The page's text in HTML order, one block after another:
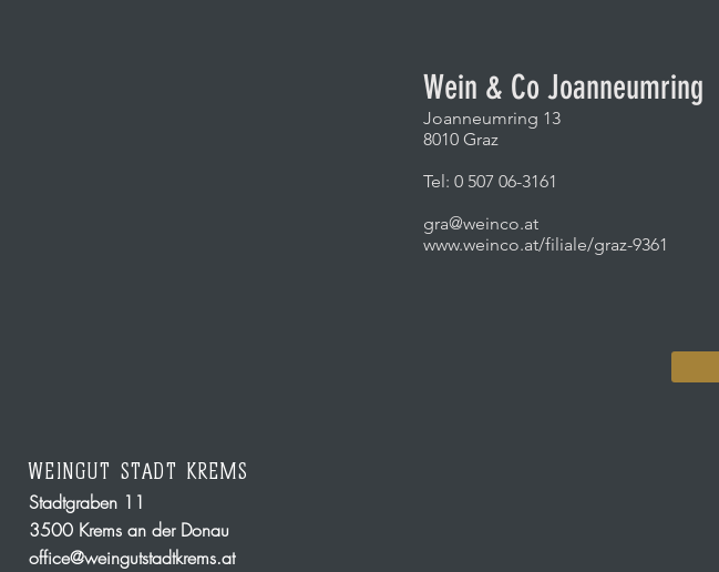
Wein & Co Joanneumring
Joanneumring 13
8010 Graz
Tel: 0 507 06-3161
gra@weinco.at
www.weinco.at/filiale/graz-9361
WEINGUT STADT KREMS
Stadtgraben 11
3500 Krems an der Donau
office@weingutstadtkrems.at